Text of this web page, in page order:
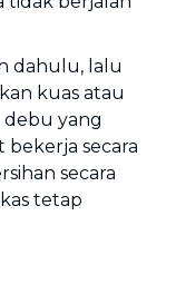
dahulu, lalu
kuas atau
debu yang
secara
secara
tetap